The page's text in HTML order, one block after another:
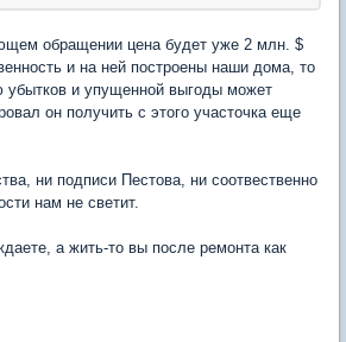
обращении цена будет уже 2 млн. $
и на ней построены наши дома, то
и упущенной выгоды может
он получить с этого участочка еще
ни подписи Пестова, ни соотвественно
нам не светит.
а жить-то вы после ремонта как